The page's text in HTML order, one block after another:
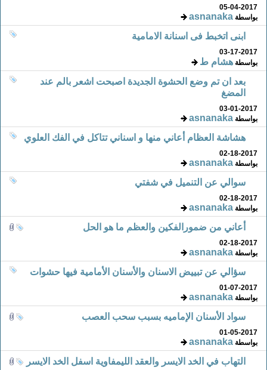
05-04-2017
بواسطةasnanaka
ابنى اتخبط فى اسنانة الامامية
03-17-2017
بواسطةهشام ط
بعد ان تم وضع الحشوة الجديدة اصبحت اشعر بالم عند
المضغ
03-01-2017
بواسطةasnanaka
هشاشة العظام أعاني منها و اسناني تتاكل في الفك العلوي
02-18-2017
بواسطةasnanaka
سوالي عن التنميل في شفتي
02-18-2017
بواسطةasnanaka
أعاني من ضمورالفكين والعظم ما هو الحل
02-18-2017
بواسطةasnanaka
سؤالي عن تبييض الاسنان والأسنان الأمامية فيها حشوات
01-07-2017
بواسطةasnanaka
سواد الأسنان الإماميه بسبب سحب العصب
01-05-2017
بواسطةasnanaka
التهاب في الخد الايسر والعقد الليمفاوية اسفل الخد الايسر